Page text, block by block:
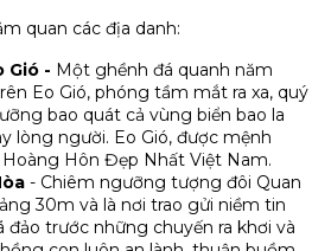
quan các địa danh:
Gió - Một ghềnh đá quanh năm
Eo Gió, phóng tầm mắt ra xa, quý
bao quát cả vùng biển bao la
lòng người. Eo Gió, được mệnh
Hôn Đẹp Nhất Việt Nam.
- Chiêm ngưỡng tượng đôi Quan
30m và là nơi trao gửi niềm tin
đảo trước những chuyến ra khơi và